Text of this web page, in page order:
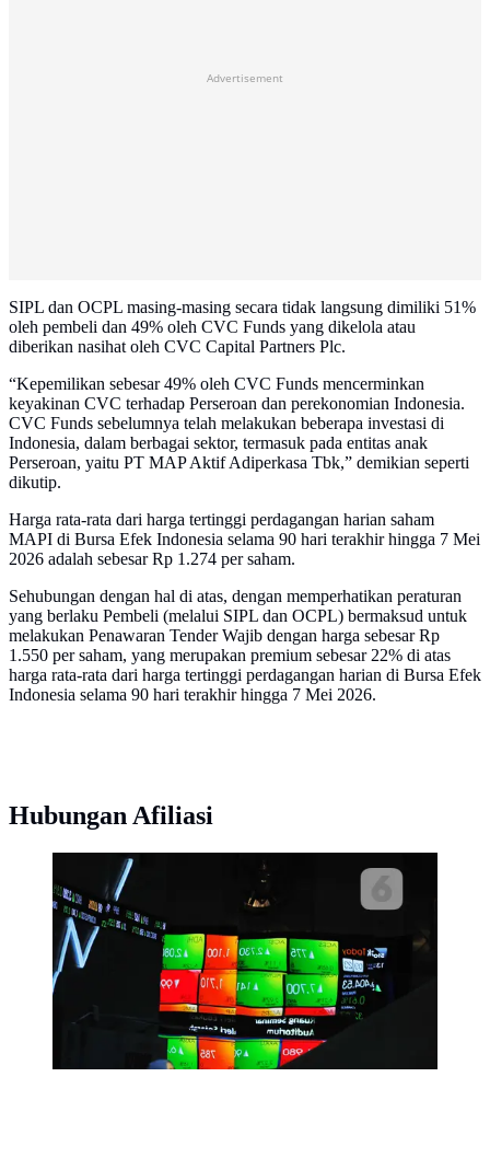
Advertisement
SIPL dan OCPL masing-masing secara tidak langsung dimiliki 51%
oleh pembeli dan 49% oleh CVC Funds yang dikelola atau
diberikan nasihat oleh CVC Capital Partners Plc.
“Kepemilikan sebesar 49% oleh CVC Funds mencerminkan
keyakinan CVC terhadap Perseroan dan perekonomian Indonesia.
CVC Funds sebelumnya telah melakukan beberapa investasi di
Indonesia, dalam berbagai sektor, termasuk pada entitas anak
Perseroan, yaitu PT MAP Aktif Adiperkasa Tbk,” demikian seperti
dikutip.
Harga rata-rata dari harga tertinggi perdagangan harian saham
MAPI di Bursa Efek Indonesia selama 90 hari terakhir hingga 7 Mei
2026 adalah sebesar Rp 1.274 per saham.
Sehubungan dengan hal di atas, dengan memperhatikan peraturan
yang berlaku Pembeli (melalui SIPL dan OCPL) bermaksud untuk
melakukan Penawaran Tender Wajib dengan harga sebesar Rp
1.550 per saham, yang merupakan premium sebesar 22% di atas
harga rata-rata dari harga tertinggi perdagangan harian di Bursa Efek
Indonesia selama 90 hari terakhir hingga 7 Mei 2026.
Hubungan Afiliasi
Pengunjung tengah melintasi layar pergerakan saham di
BEI, Jakarta, Senin (13/2). Pembukaan perdagangan
bursa hari ini, Indeks Harga Saham Gabungan (IHSG)
tercatat menguat 0,57% atau 30,45 poin ke level
5.402,44. (Liputan6.com/Angga Yuniar)